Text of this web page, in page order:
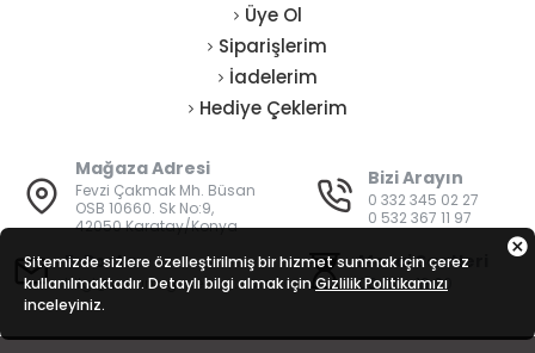
Üye Ol
Siparişlerim
İadelerim
Hediye Çeklerim
Mağaza Adresi
Fevzi Çakmak Mh. Büsan
OSB 10660. Sk No:9,
42050 Karatay/Konya
Bizi Arayın
0 332 345 02 27
0 532 367 11 97
E-Posta
bilgi@vatanisguvenligi.com
Mesai Saatleri
08:00 - 19:00
Sitemizde sizlere özelleştirilmiş bir hizmet sunmak için çerez
kullanılmaktadır. Detaylı bilgi almak için Gizlilik Politikamızı
inceleyiniz.